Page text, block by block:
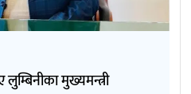
मुख्यमन्त्री